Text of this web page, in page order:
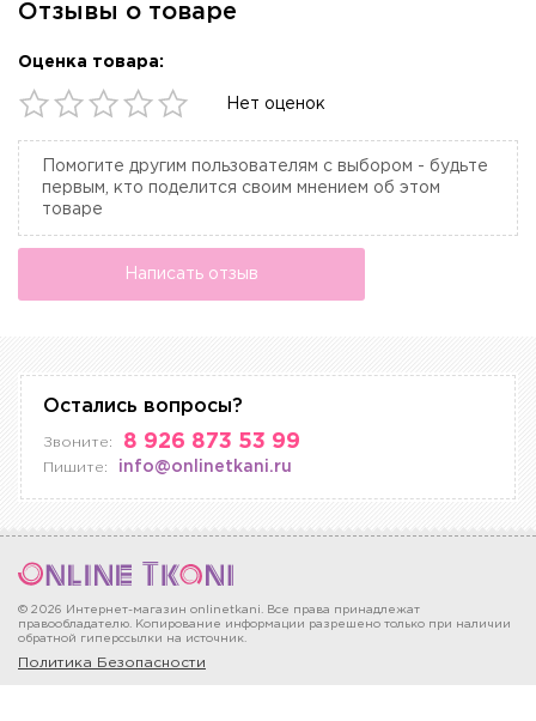
Отзывы о товаре
Оценка товара:
Нет оценок
Помогите другим пользователям с выбором - будьте
первым, кто поделится своим мнением об этом
товаре
Написать отзыв
Остались вопросы?
Звоните: 8 926 873 53 99
Пишите: info@onlinetkani.ru
© 2026 Интернет-магазин onlinetkani. Все права принадлежат
правообладателю. Копирование информации разрешено только при наличии
обратной гиперссылки на источник.
Политика Безопасности